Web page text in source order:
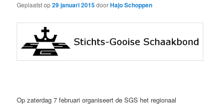
Geplaatst op29 januari 2015doorHajo Schoppen
Op zaterdag 7 februari organiseert de SGS het regionaal